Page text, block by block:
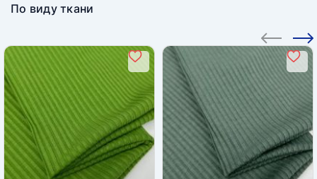
По виду ткани